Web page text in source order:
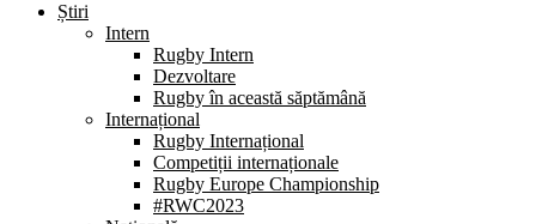
Știri
Intern
Rugby Intern
Dezvoltare
Rugby în această săptămână
Internațional
Rugby Internațional
Competiții internaționale
Rugby Europe Championship
#RWC2023